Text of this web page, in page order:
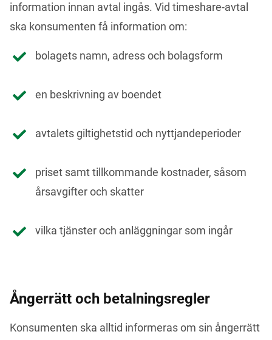
information innan avtal ingås. Vid timeshare-avtal
ska konsumenten få information om:
bolagets namn, adress och bolagsform
en beskrivning av boendet
avtalets giltighetstid och nyttjandeperioder
priset samt tillkommande kostnader, såsom
årsavgifter och skatter
vilka tjänster och anläggningar som ingår
Ångerrätt och betalningsregler
Konsumenten ska alltid informeras om sin ångerrätt